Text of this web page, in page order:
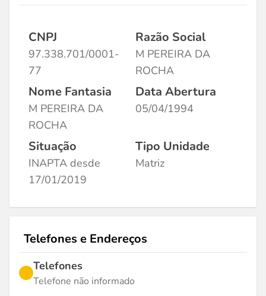
CNPJ
97.338.701/0001-
77
Razão Social
M PEREIRA DA
ROCHA
Nome Fantasia
M PEREIRA DA
ROCHA
Data Abertura
05/04/1994
Situação
INAPTA desde
17/01/2019
Tipo Unidade
Matriz
Telefones e Endereços
Telefones
Telefone não informado